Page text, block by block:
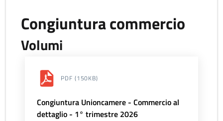
Congiuntura commercio
Volumi
PDF (150KB)
Congiuntura Unioncamere - Commercio al
dettaglio - 1° trimestre 2026